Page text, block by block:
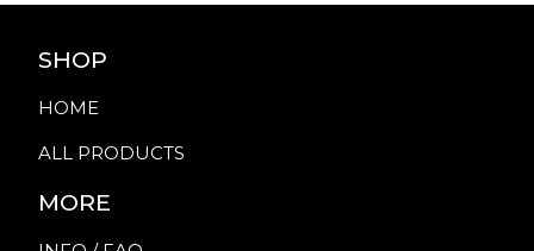
SHOP
HOME
ALL PRODUCTS
MORE